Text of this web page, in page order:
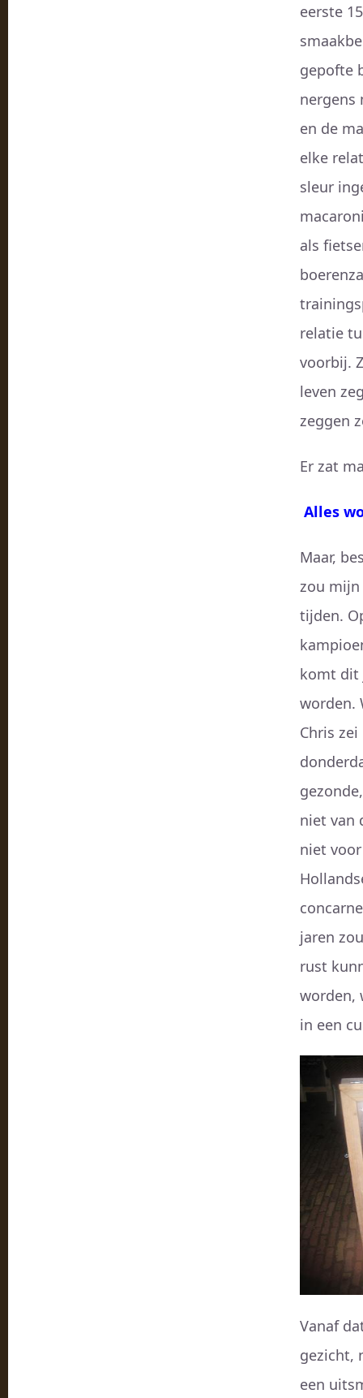
eerste
gepofte
nergens
en de
elke
sleur
als
relatie
voorbij.
leven
zeggen
Er zat
Alles
Maar,
zou mijn
tijden.
komt dit
worden.
Chris
niet van
niet
jaren
rust
worden,
in een
Vanaf
gezicht,
een